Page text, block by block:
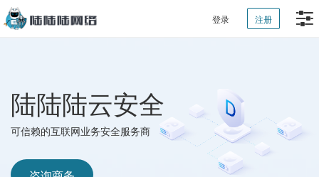
登录 注册
陆陆陆云安全
可信赖的互联网业务安全服务商